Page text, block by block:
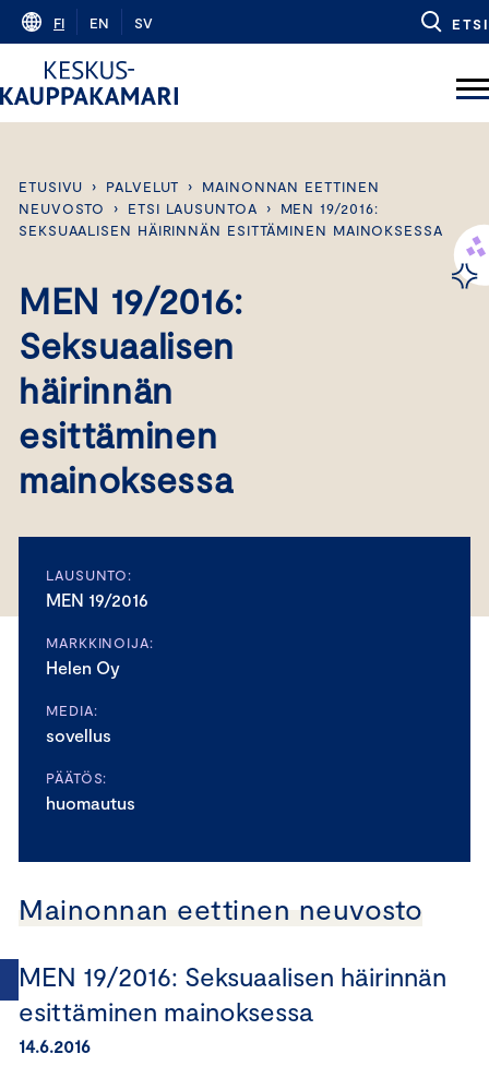
Skip
content
FI EN SV ETSI
ETUSIVU › PALVELUT ›
MAINONNAN EETTINEN
NEUVOSTO
› ETSI LAUSUNTOA ›
MEN 19/2016:
SEKSUAALISEN HÄIRINNÄN ESITTÄMINEN MAINOKSESSA
MEN 19/2016:
Seksuaalisen
häirinnän
esittäminen
mainoksessa
LAUSUNTO:
MEN 19/2016
MARKKINOIJA:
Helen Oy
MEDIA:
sovellus
PÄÄTÖS:
huomautus
Mainonnan eettinen neuvosto
MEN 19/2016: Seksuaalisen häirinnän
esittäminen mainoksessa
14.6.2016